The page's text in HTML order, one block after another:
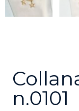
n.0101